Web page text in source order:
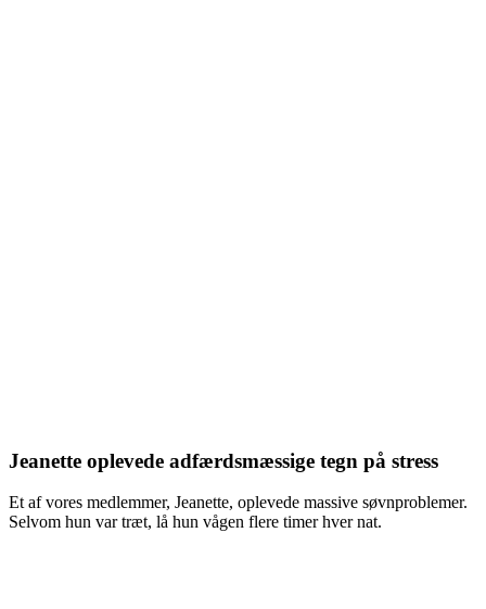
Jeanette oplevede adfærdsmæssige tegn på stress
Et af vores medlemmer, Jeanette, oplevede massive søvnproblemer.
Selvom hun var træt, lå hun vågen flere timer hver nat.